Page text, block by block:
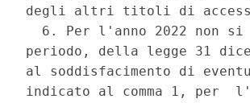
degli altri titoli di
6. Per l'anno 2022 non
periodo, della legge 31
al soddisfacimento di
indicato al comma 1, per